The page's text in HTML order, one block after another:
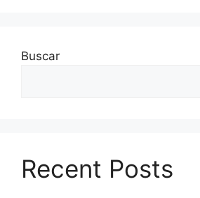
Buscar
Recent Posts